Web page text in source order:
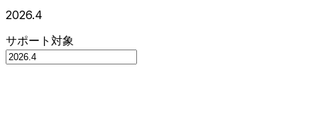
2026.4
サポート対象